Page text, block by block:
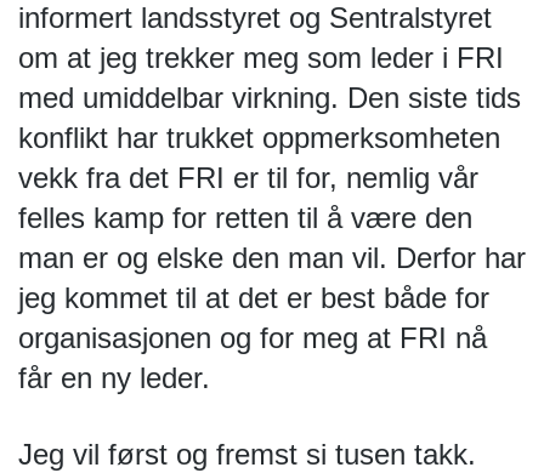
informert landsstyret og Sentralstyret
om at jeg trekker meg som leder i FRI
med umiddelbar virkning. Den siste tids
konflikt har trukket oppmerksomheten
vekk fra det FRI er til for, nemlig vår
felles kamp for retten til å være den
man er og elske den man vil. Derfor har
jeg kommet til at det er best både for
organisasjonen og for meg at FRI nå
får en ny leder.
Jeg vil først og fremst si tusen takk.